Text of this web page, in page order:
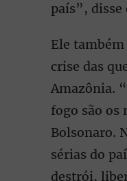
país”,
Ele
crise das
Amazônia.
fogo são os
Bolsonaro.
sérias do
destrói,